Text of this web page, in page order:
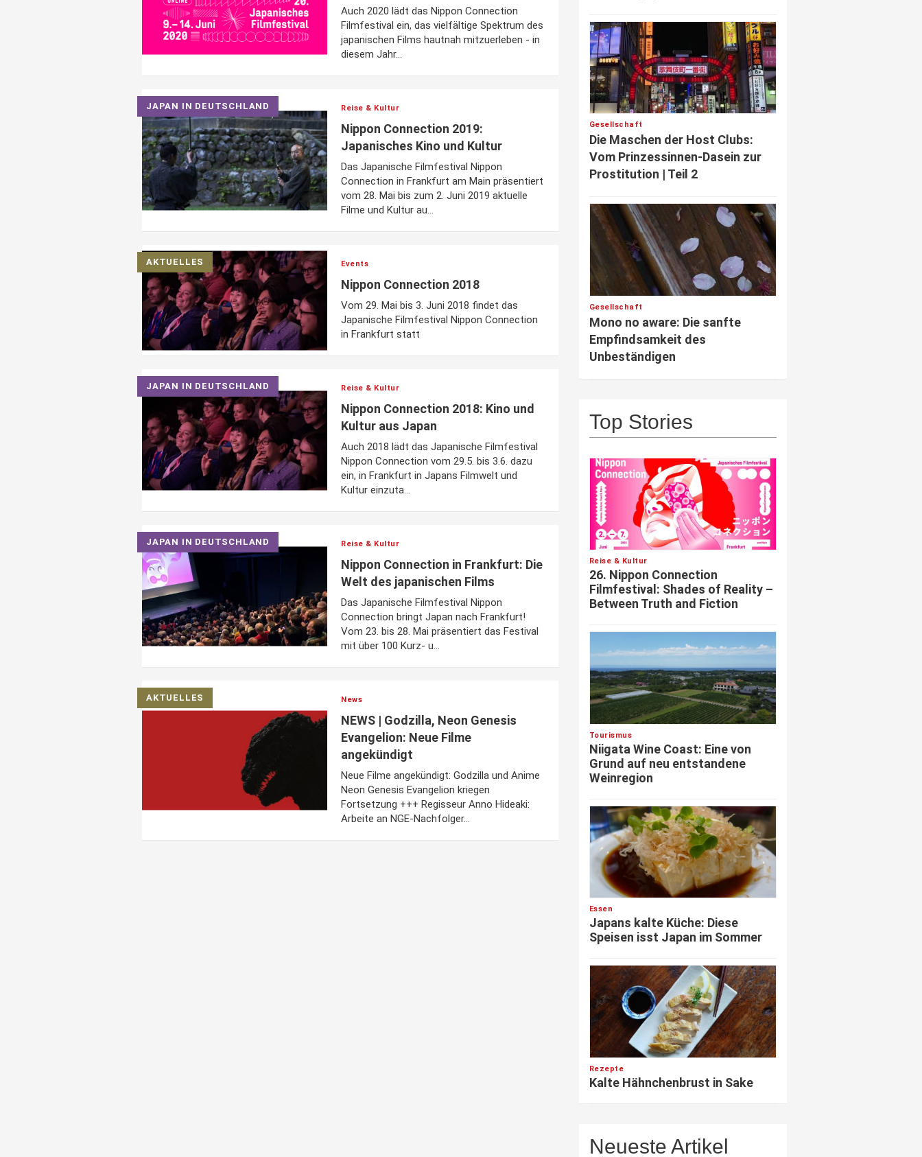
Auch 2020 lädt das Nippon Connection
Filmfestival ein, das vielfältige Spektrum des
japanischen Films hautnah mitzuerleben - in
diesem Jahr...
JAPAN IN DEUTSCHLAND Reise & Kultur
Nippon Connection 2019:
Japanisches Kino und Kultur
Das Japanische Filmfestival Nippon
Connection in Frankfurt am Main präsentiert
vom 28. Mai bis zum 2. Juni 2019 aktuelle
Filme und Kultur au...
AKTUELLES Events
Nippon Connection 2018
Vom 29. Mai bis 3. Juni 2018 findet das
Japanische Filmfestival Nippon Connection
in Frankfurt statt
JAPAN IN DEUTSCHLAND Reise & Kultur
Nippon Connection 2018: Kino und
Kultur aus Japan
Auch 2018 lädt das Japanische Filmfestival
Nippon Connection vom 29.5. bis 3.6. dazu
ein, in Frankfurt in Japans Filmwelt und
Kultur einzuta...
JAPAN IN DEUTSCHLAND Reise & Kultur
Nippon Connection in Frankfurt: Die
Welt des japanischen Films
Das Japanische Filmfestival Nippon
Connection bringt Japan nach Frankfurt!
Vom 23. bis 28. Mai präsentiert das Festival
mit über 100 Kurz- u...
AKTUELLES News
NEWS | Godzilla, Neon Genesis
Evangelion: Neue Filme
angekündigt
Neue Filme angekündigt: Godzilla und Anime
Neon Genesis Evangelion kriegen
Fortsetzung +++ Regisseur Anno Hideaki:
Arbeite an NGE-Nachfolger...
Gesellschaft
Die Maschen der Host Clubs:
Vom Prinzessinnen-Dasein zur
Prostitution | Teil 2
Gesellschaft
Mono no aware: Die sanfte
Empfindsamkeit des
Unbeständigen
Top Stories
Reise & Kultur
26. Nippon Connection
Filmfestival: Shades of Reality –
Between Truth and Fiction
Tourismus
Niigata Wine Coast: Eine von
Grund auf neu entstandene
Weinregion
Essen
Japans kalte Küche: Diese
Speisen isst Japan im Sommer
Rezepte
Kalte Hähnchenbrust in Sake
Neueste Artikel